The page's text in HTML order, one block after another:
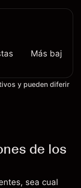
Más bajistas
y pueden diferir
de los
sea cual